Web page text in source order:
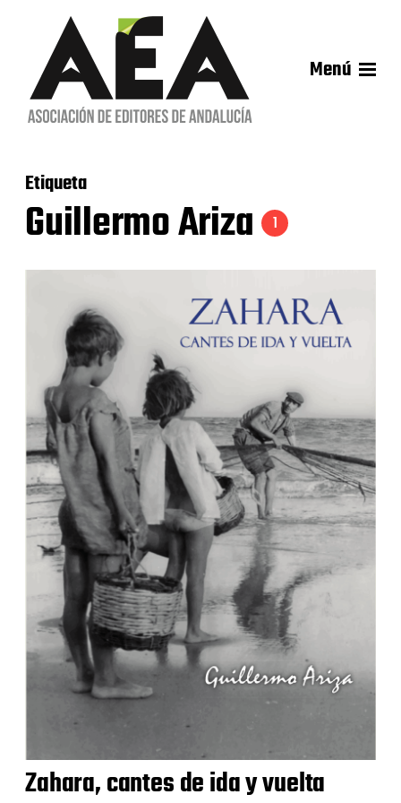
Menú
Etiqueta
Guillermo Ariza 1
Zahara, cantes de ida y vuelta